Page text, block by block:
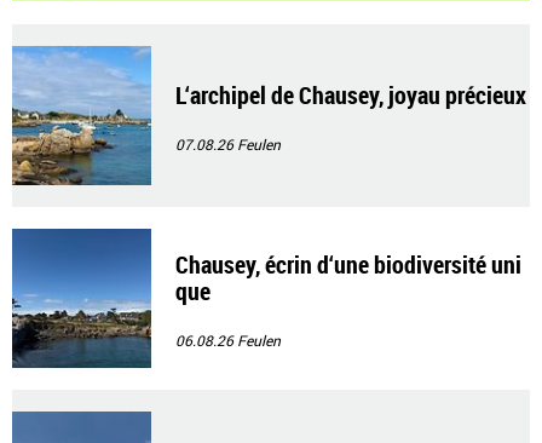
L‘archipel de Chausey, joyau précieux
07.08.26Feulen
Chausey, écrin d‘une biodiversité uni
que
06.08.26Feulen